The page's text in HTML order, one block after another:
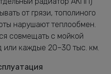
от грязи, тополиного
нарушают теплообмен.
совмещать с мойкой
или каждые 20–30 тыс. км.